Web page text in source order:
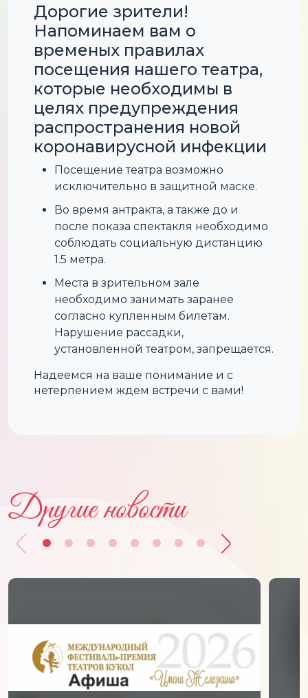
Дорогие зрители!
Напоминаем вам о
временых правилах
посещения нашего театра,
которые необходимы в
целях предупреждения
распространения новой
коронавирусной инфекции
Посещение театра возможно
исключительно в защитной маске.
Во время антракта, а также до и
после показа спектакля необходимо
соблюдать социальную дистанцию
1.5 метра.
Места в зрительном зале
необходимо занимать заранее
согласно купленным билетам.
Нарушение рассадки,
установленной театром, запрещается.
Надеемся на ваше понимание и с
нетерпением ждем встречи с вами!
Другие новости